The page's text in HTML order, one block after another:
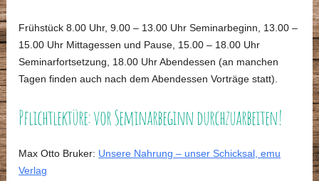
Frühstück 8.00 Uhr, 9.00 – 13.00 Uhr Seminarbeginn, 13.00 –
15.00 Uhr Mittagessen und Pause, 15.00 – 18.00 Uhr
Seminarfortsetzung, 18.00 Uhr Abendessen (an manchen
Tagen finden auch nach dem Abendessen Vorträge statt).
Pflichtlektüre: vor Seminarbeginn durchzuarbeiten!
Max Otto Bruker: Unsere Nahrung – unser Schicksal, emu
Verlag